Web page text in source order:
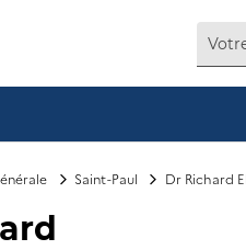
Saint-Paul Dr Richard